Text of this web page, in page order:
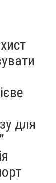
для